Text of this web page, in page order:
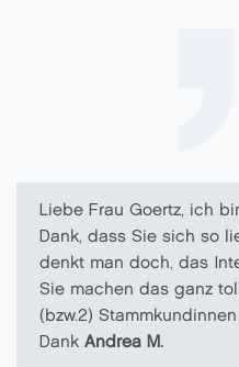
Liebe Frau Goertz, ich
Dank, dass Sie sich so
denkt man doch, das
Sie machen das ganz
(bzw.2)
Dank Andrea M.